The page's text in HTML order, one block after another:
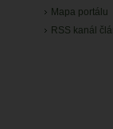
Mapa portálu
RSS kanál